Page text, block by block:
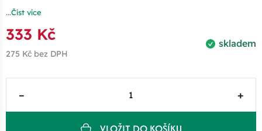
...Číst více
skladem
333 Kč
275 Kč bez DPH
– +